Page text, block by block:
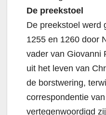
De preekstoel
De preekstoel werd
1255 en 1260 door
vader van Giovanni
uit het leven van
de borstwering,
correspondentie
vertegenwoordigd